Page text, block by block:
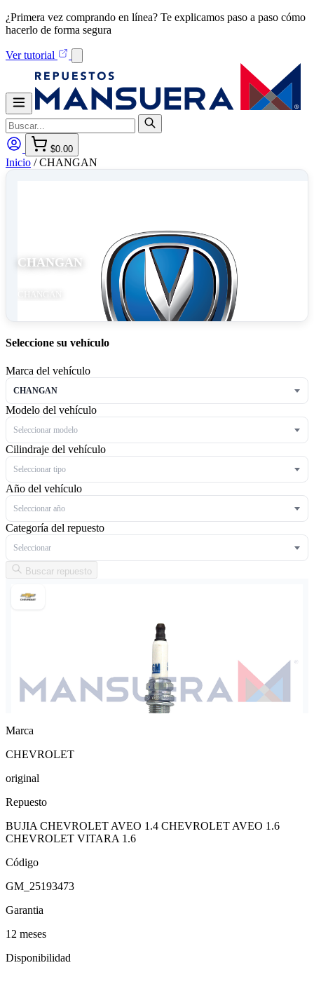
¿Primera vez comprando en línea? Te explicamos paso a paso cómo
hacerlo de forma segura
Ver tutorial
$0.00
Inicio / CHANGAN
CHANGAN
Seleccione su vehículo
Marca del vehículo
CHANGAN
Modelo del vehículo
Seleccionar modelo
Cilindraje del vehículo
Seleccionar tipo
Año del vehículo
Seleccionar año
Categoría del repuesto
Seleccionar
Buscar repuesto
Marca
CHEVROLET
original
Repuesto
BUJIA CHEVROLET AVEO 1.4 CHEVROLET AVEO 1.6
CHEVROLET VITARA 1.6
Código
GM_25193473
Garantia
12 meses
Disponibilidad